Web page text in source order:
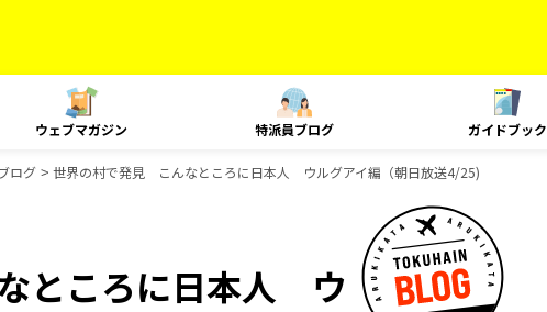
ウェブマガジン 特派員ブログ ガイドブック
ログ 世界の村で発見 こんなところに日本人 ウルグアイ編（朝日放送4/25)
ところに日本人 ウ